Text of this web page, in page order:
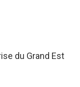
du Grand Est